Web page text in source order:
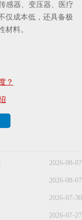
感器、变压器、医疗
仅成本低，还具备极
材料。
？
2026-08-07
2026-08-07
2026-07-30
2026-07-27